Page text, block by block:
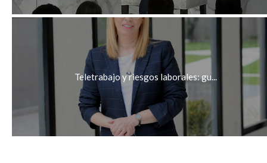
Teletrabajo y riesgos laborales: gu...